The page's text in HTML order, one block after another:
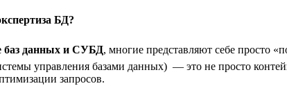
БД?
баз данных и СУБД, многие представляют себе просто
управления базами данных) — это не просто
запросов.